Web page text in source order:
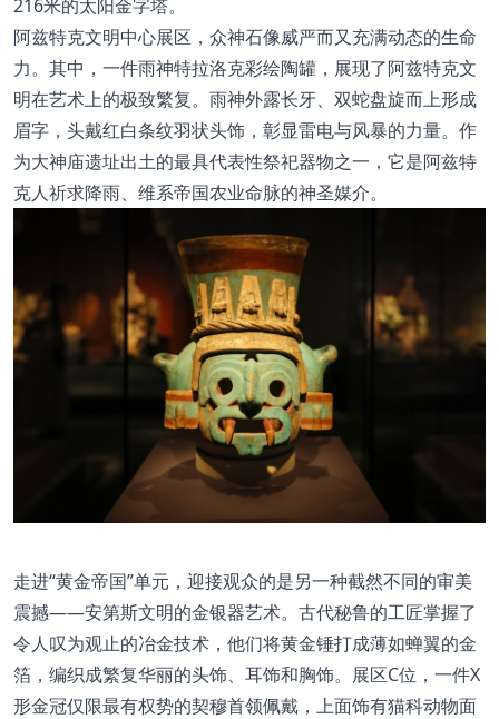
216米的太阳金字塔。
阿兹特克文明中心展区，众神石像威严而又充满动态的生命
力。其中，一件雨神特拉洛克彩绘陶罐，展现了阿兹特克文
明在艺术上的极致繁复。雨神外露长牙、双蛇盘旋而上形成
眉字，头戴红白条纹羽状头饰，彰显雷电与风暴的力量。作
为大神庙遗址出土的最具代表性祭祀器物之一，它是阿兹特
克人祈求降雨、维系帝国农业命脉的神圣媒介。
走进“黄金帝国”单元，迎接观众的是另一种截然不同的审美
震撼——安第斯文明的金银器艺术。古代秘鲁的工匠掌握了
令人叹为观止的冶金技术，他们将黄金锤打成薄如蝉翼的金
箔，编织成繁复华丽的头饰、耳饰和胸饰。展区C位，一件X
形金冠仅限最有权势的契穆首领佩戴，上面饰有猫科动物面